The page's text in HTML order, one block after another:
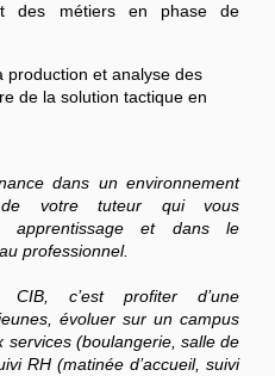
des métiers en phase de
production et analyse des
de la solution tactique en
dans un environnement
de votre tuteur qui vous
apprentissage et dans le
professionnel.
CIB, c’est profiter d’une
évoluer sur un campus
(boulangerie, salle de
RH (matinée d’accueil, suivi